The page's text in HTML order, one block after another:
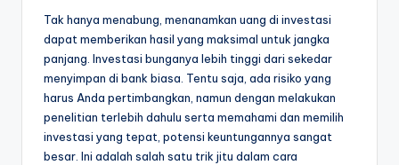
Tak hanya menabung, menanamkan uang di investasi
dapat memberikan hasil yang maksimal untuk jangka
panjang. Investasi bunganya lebih tinggi dari sekedar
menyimpan di bank biasa. Tentu saja, ada risiko yang
harus Anda pertimbangkan, namun dengan melakukan
penelitian terlebih dahulu serta memahami dan memilih
investasi yang tepat, potensi keuntungannya sangat
besar. Ini adalah salah satu trik jitu dalam cara